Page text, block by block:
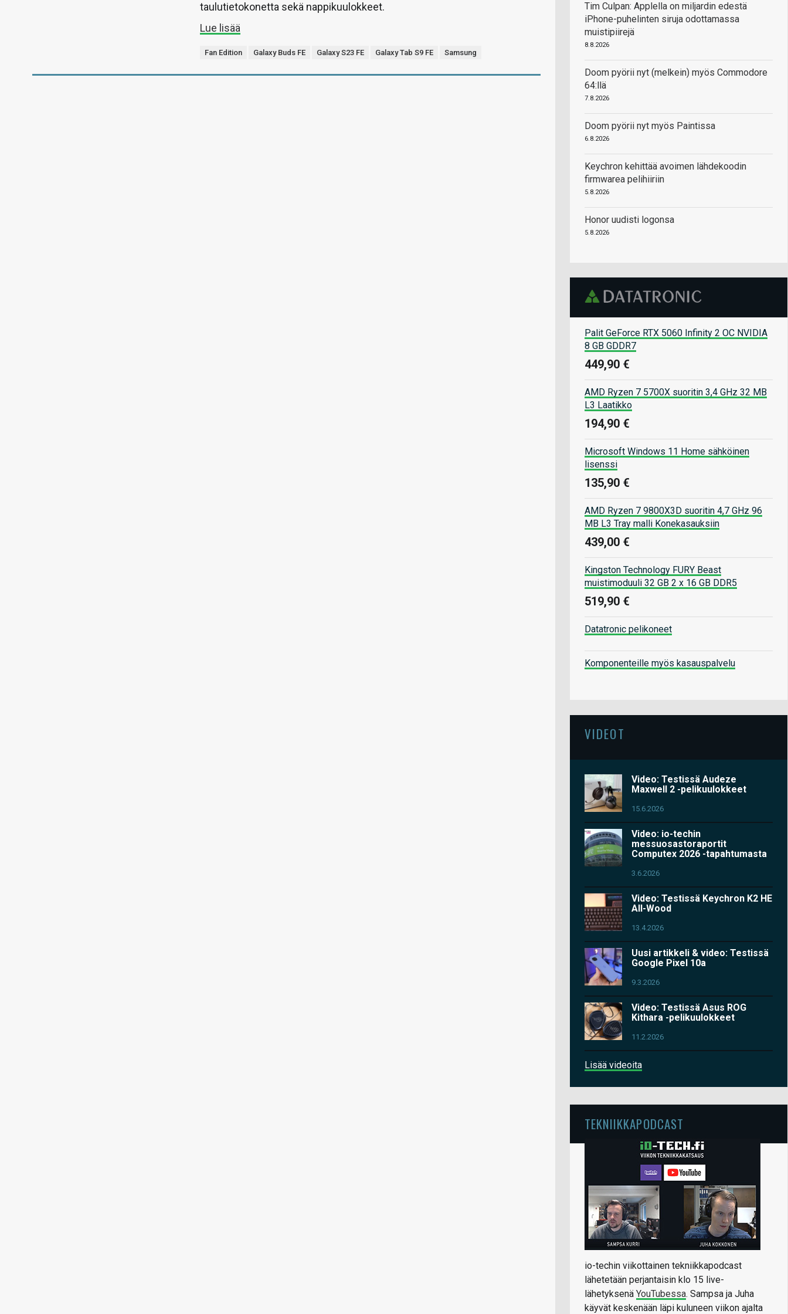
taulutietokonetta sekä nappikuulokkeet.
Lue lisää
Fan Edition Galaxy Buds FE Galaxy S23 FE Galaxy Tab S9 FE Samsung
Tim Culpan: Applella on miljardin edestä
iPhone-puhelinten siruja odottamassa
muistipiirejä
8.8.2026
Doom pyörii nyt (melkein) myös Commodore
64:llä
7.8.2026
Doom pyörii nyt myös Paintissa
6.8.2026
Keychron kehittää avoimen lähdekoodin
firmwarea pelihiiriin
5.8.2026
Honor uudisti logonsa
5.8.2026
Palit GeForce RTX 5060 Infinity 2 OC NVIDIA
8 GB GDDR7
449,90 €
AMD Ryzen 7 5700X suoritin 3,4 GHz 32 MB
L3 Laatikko
194,90 €
Microsoft Windows 11 Home sähköinen
lisenssi
135,90 €
AMD Ryzen 7 9800X3D suoritin 4,7 GHz 96
MB L3 Tray malli Konekasauksiin
439,00 €
Kingston Technology FURY Beast
muistimoduuli 32 GB 2 x 16 GB DDR5
519,90 €
Datatronic pelikoneet
Komponenteille myös kasauspalvelu
VIDEOT
Video: Testissä Audeze
Maxwell 2 -pelikuulokkeet
15.6.2026
Video: io-techin
messuosastoraportit
Computex 2026 -tapahtumasta
3.6.2026
Video: Testissä Keychron K2 HE
All-Wood
13.4.2026
Uusi artikkeli & video: Testissä
Google Pixel 10a
9.3.2026
Video: Testissä Asus ROG
Kithara -pelikuulokkeet
11.2.2026
Lisää videoita
TEKNIIKKAPODCAST
io-techin viikottainen tekniikkapodcast
lähetetään perjantaisin klo 15 live-
lähetyksenä YouTubessa. Sampsa ja Juha
käyvät keskenään läpi kuluneen viikon ajalta